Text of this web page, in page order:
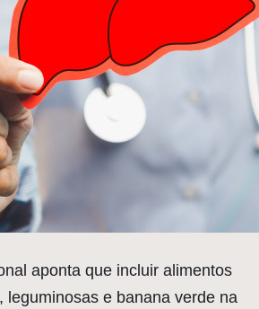
aponta que incluir alimentos
leguminosas e banana verde na